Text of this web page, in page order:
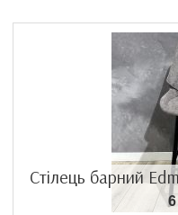
Стілець барний